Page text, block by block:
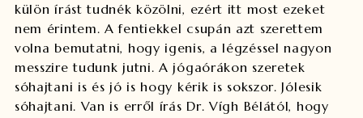
külön írást tudnék közölni, ezért itt most ezeket
nem érintem. A fentiekkel csupán azt szerettem
volna bemutatni, hogy igenis, a légzéssel nagyon
messzire tudunk jutni. A jógaórákon szeretek
sóhajtani is és jó is hogy kérik is sokszor. Jólesik
sóhajtani. Van is erről írás Dr. Vígh Bélától, hogy